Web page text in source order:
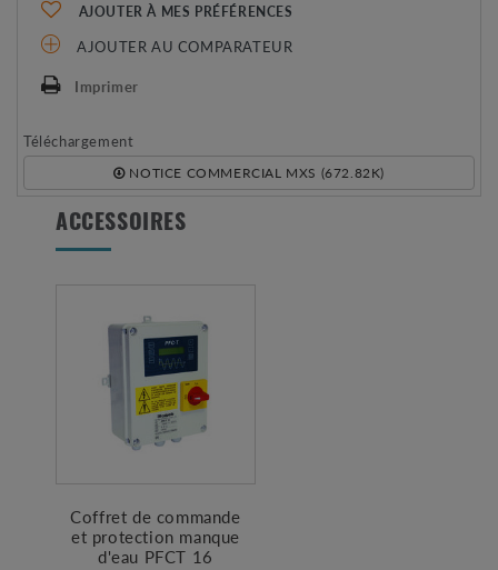
AJOUTER À MES PRÉFÉRENCES
AJOUTER AU COMPARATEUR
Imprimer
Téléchargement
NOTICE COMMERCIAL MXS (672.82K)
ACCESSOIRES
Coffret de commande
et protection manque
d'eau PFCT 16